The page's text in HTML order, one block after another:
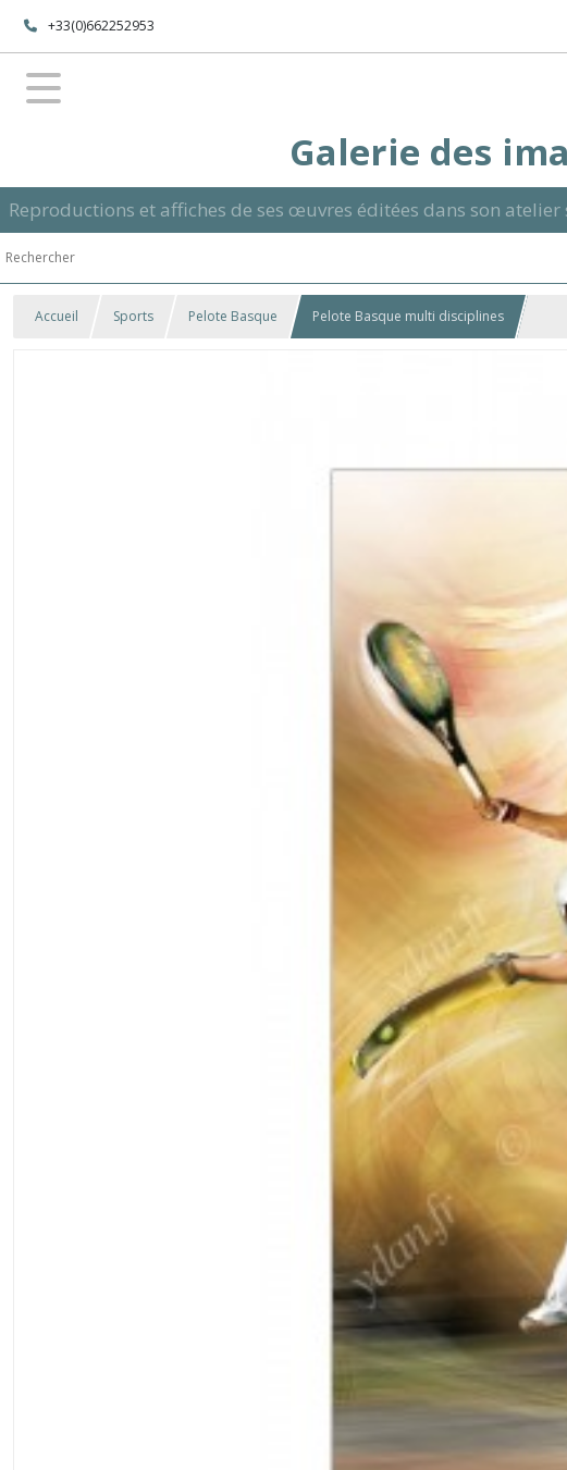
+33(0)662252953
Galerie des
Reproductions et affiches de ses œuvres éditées dans son
Accueil Sports Pelote Basque Pelote Basque multi disciplines